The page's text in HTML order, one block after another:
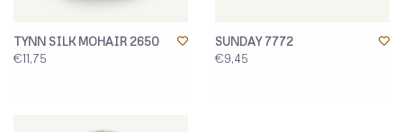
TYNN SILK MOHAIR 2650
€11,75
SUNDAY 7772
€9,45